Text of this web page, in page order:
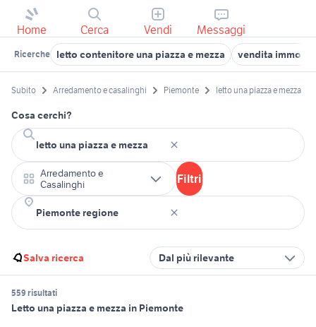
Home Cerca Vendi Messaggi
Ricerche letto contenitore una piazza e mezza vendita
Subito Arredamento e casalinghi Piemonte letto una piazza e mezza
Cosa cerchi?
Arredamento e
Casalinghi
Filtri
Salva ricerca Dal più rilevante
559 risultati
Letto una piazza e mezza in Piemonte